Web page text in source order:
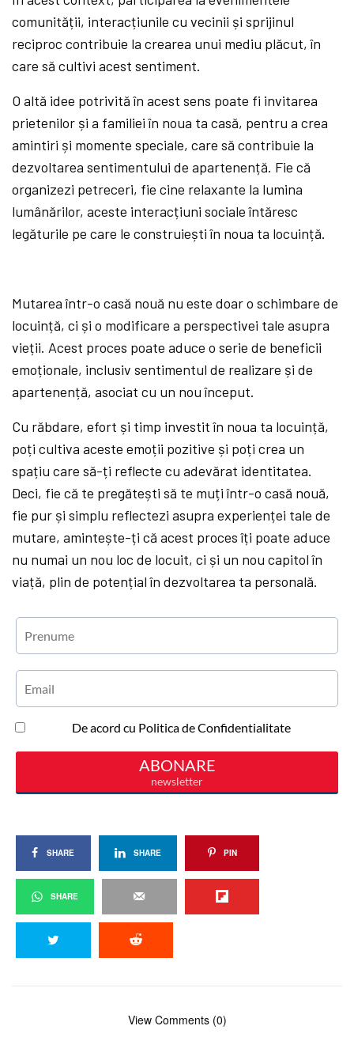
comunității, interacțiunile cu vecinii și sprijinul
reciproc contribuie la crearea unui mediu plăcut, în
care să cultivi acest sentiment.
O altă idee potrivită în acest sens poate fi invitarea
prietenilor și a familiei în noua ta casă, pentru a crea
amintiri și momente speciale, care să contribuie la
dezvoltarea sentimentului de apartenență. Fie că
organizezi petreceri, fie cine relaxante la lumina
lumânărilor, aceste interacțiuni sociale întăresc
legăturile pe care le construiești în noua ta locuință.
Mutarea într-o casă nouă nu este doar o schimbare de
locuință, ci și o modificare a perspectivei tale asupra
vieții. Acest proces poate aduce o serie de beneficii
emoționale, inclusiv sentimentul de realizare și de
apartenență, asociat cu un nou început.
Cu răbdare, efort și timp investit în noua ta locuință,
poți cultiva aceste emoții pozitive și poți crea un
spațiu care să-ți reflecte cu adevărat identitatea.
Deci, fie că te pregătești să te muți într-o casă nouă,
fie pur și simplu reflectezi asupra experienței tale de
mutare, amintește-ți că acest proces îți poate aduce
nu numai un nou loc de locuit, ci și un nou capitol în
viață, plin de potențial în dezvoltarea ta personală.
SHARE SHARE PIN
SHARE
View Comments (0)